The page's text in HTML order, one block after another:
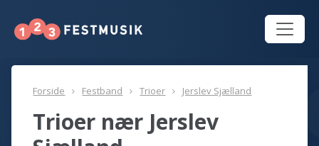
Forside Festband Trioer Jerslev Sjælland
Trioer nær Jerslev